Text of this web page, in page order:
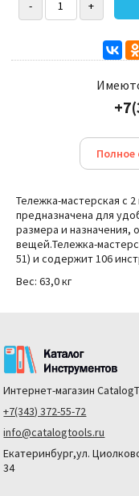
Полное
Тележка-мастерская с
предназначена для
размера и назначения,
вещей.Тележка-
51) и содержит 106
Вес: 63,0 кг
Интернет-магазин
+7(343) 372-55-72
info@catalogtools.ru
Екатеринбург,ул.
34